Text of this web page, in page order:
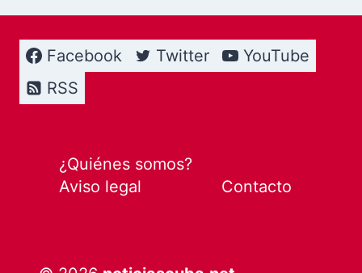
Facebook Twitter
YouTube
RSS
¿Quiénes somos?
Aviso legal
Contacto